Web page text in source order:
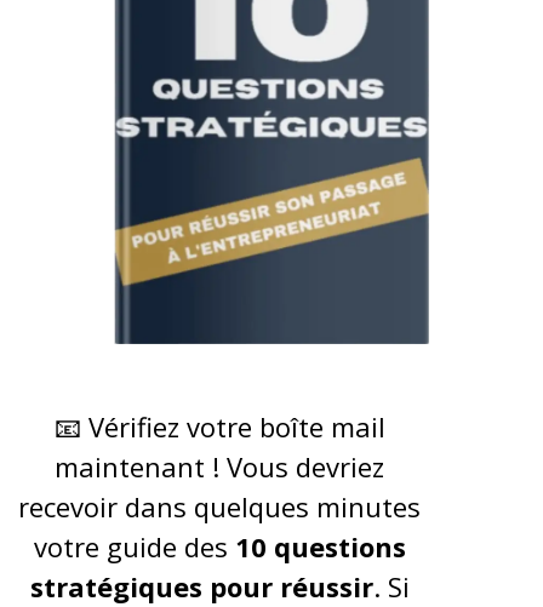
📧 Vérifiez votre boîte mail
maintenant ! Vous devriez
recevoir dans quelques minutes
votre guide des 10 questions
stratégiques pour réussir. Si